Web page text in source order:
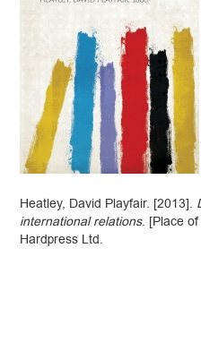
Heatley, David Playfair. [2013].
international relations. [Place
Hardpress Ltd.